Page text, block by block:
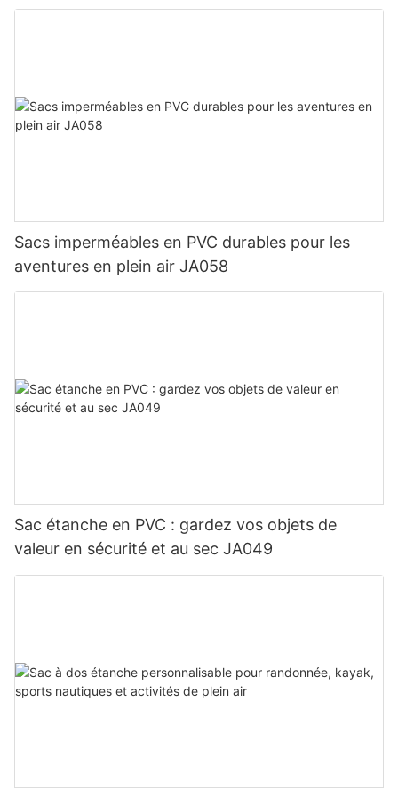
Sacs imperméables en PVC durables pour les
aventures en plein air JA058
Sac étanche en PVC : gardez vos objets de
valeur en sécurité et au sec JA049